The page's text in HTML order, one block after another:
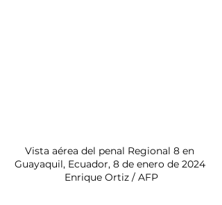
Vista aérea del penal Regional 8 en
Guayaquil, Ecuador, 8 de enero de 2024
Enrique Ortiz / AFP